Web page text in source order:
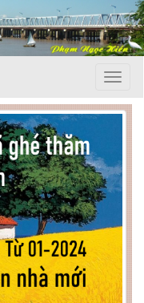
Menu